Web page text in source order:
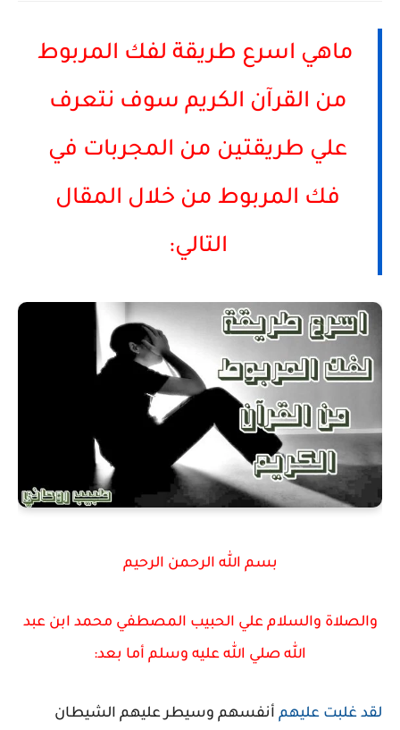
ماهي اسرع طريقة لفك المربوط
من القرآن الكريم سوف نتعرف
علي طريقتين من المجربات في
فك المربوط من خلال المقال
التالي:
بسم الله الرحمن الرحيم
والصلاة والسلام علي الحبيب المصطفي محمد ابن عبد
الله صلي الله عليه وسلم أما بعد:
لقد غلبت عليهم أنفسهم وسيطر عليهم الشيطان